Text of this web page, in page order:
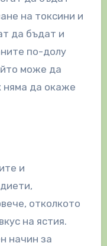
на токсини и
да бъдат и
по-долу
може да
няма да окаже
и
отколкото
на ястия.
начин за